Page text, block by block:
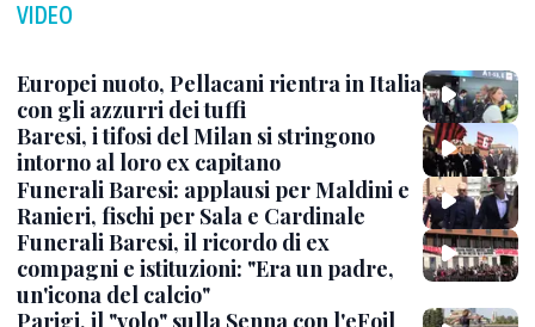
VIDEO
Europei nuoto, Pellacani rientra in Italia
con gli azzurri dei tuffi
Baresi, i tifosi del Milan si stringono
intorno al loro ex capitano
Funerali Baresi: applausi per Maldini e
Ranieri, fischi per Sala e Cardinale
Funerali Baresi, il ricordo di ex
compagni e istituzioni: "Era un padre,
un'icona del calcio"
Parigi, il "volo" sulla Senna con l'eFoil